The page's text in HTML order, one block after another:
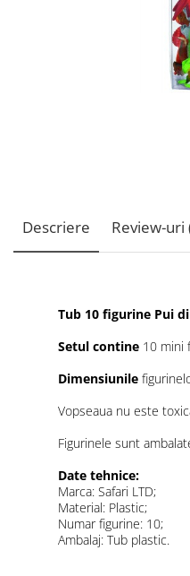
Descriere Review-uri
Tub 10 figurine Pui
Setul contine 10 mini
Dimensiunile
Vopseaua nu este
Figurinele sunt
Date tehnice:
Marca: Safari LTD;
Material: Plastic;
Numar figurine: 10;
Ambalaj: Tub plastic.